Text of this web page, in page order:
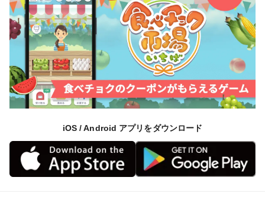
iOS / Android アプリをダウンロード